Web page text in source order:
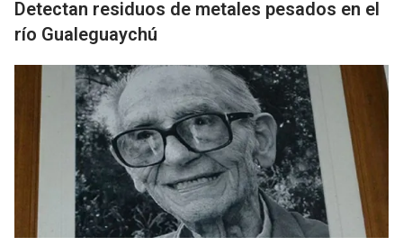
Detectan residuos de metales pesados en el
río Gualeguaychú